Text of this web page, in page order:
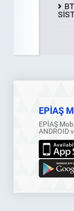
EPİAŞ
EPİAŞ
ANDROID